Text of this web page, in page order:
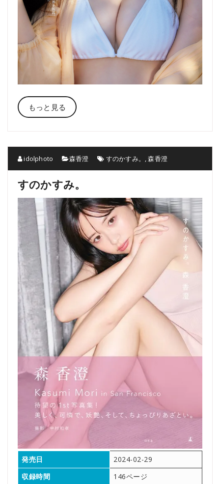
もっと見る
idolphoto 森香澄 すのかすみ。 ,森香澄
すのかすみ。
発売日
2024-02-29
収録時間
146ページ